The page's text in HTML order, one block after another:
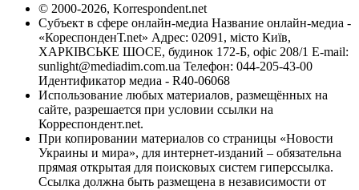
© 2000-2026, Korrespondent.net
Субъект в сфере онлайн-медиа Название онлайн-медиа -
«КореспонденТ.net» Адрес: 02091, місто Київ,
ХАРКІВСЬКЕ ШОСЕ, будинок 172-Б, офіс 208/1 E-mail:
sunlight@mediadim.com.ua Телефон: 044-205-43-00
Идентификатор медиа - R40-06068
Использование любых материалов, размещённых на
сайте, разрешается при условии ссылки на
Корреспондент.net.
При копировании материалов со страницы «Новости
Украины и мира», для интернет-изданий – обязательна
прямая открытая для поисковых систем гиперссылка.
Ссылка должна быть размещена в независимости от